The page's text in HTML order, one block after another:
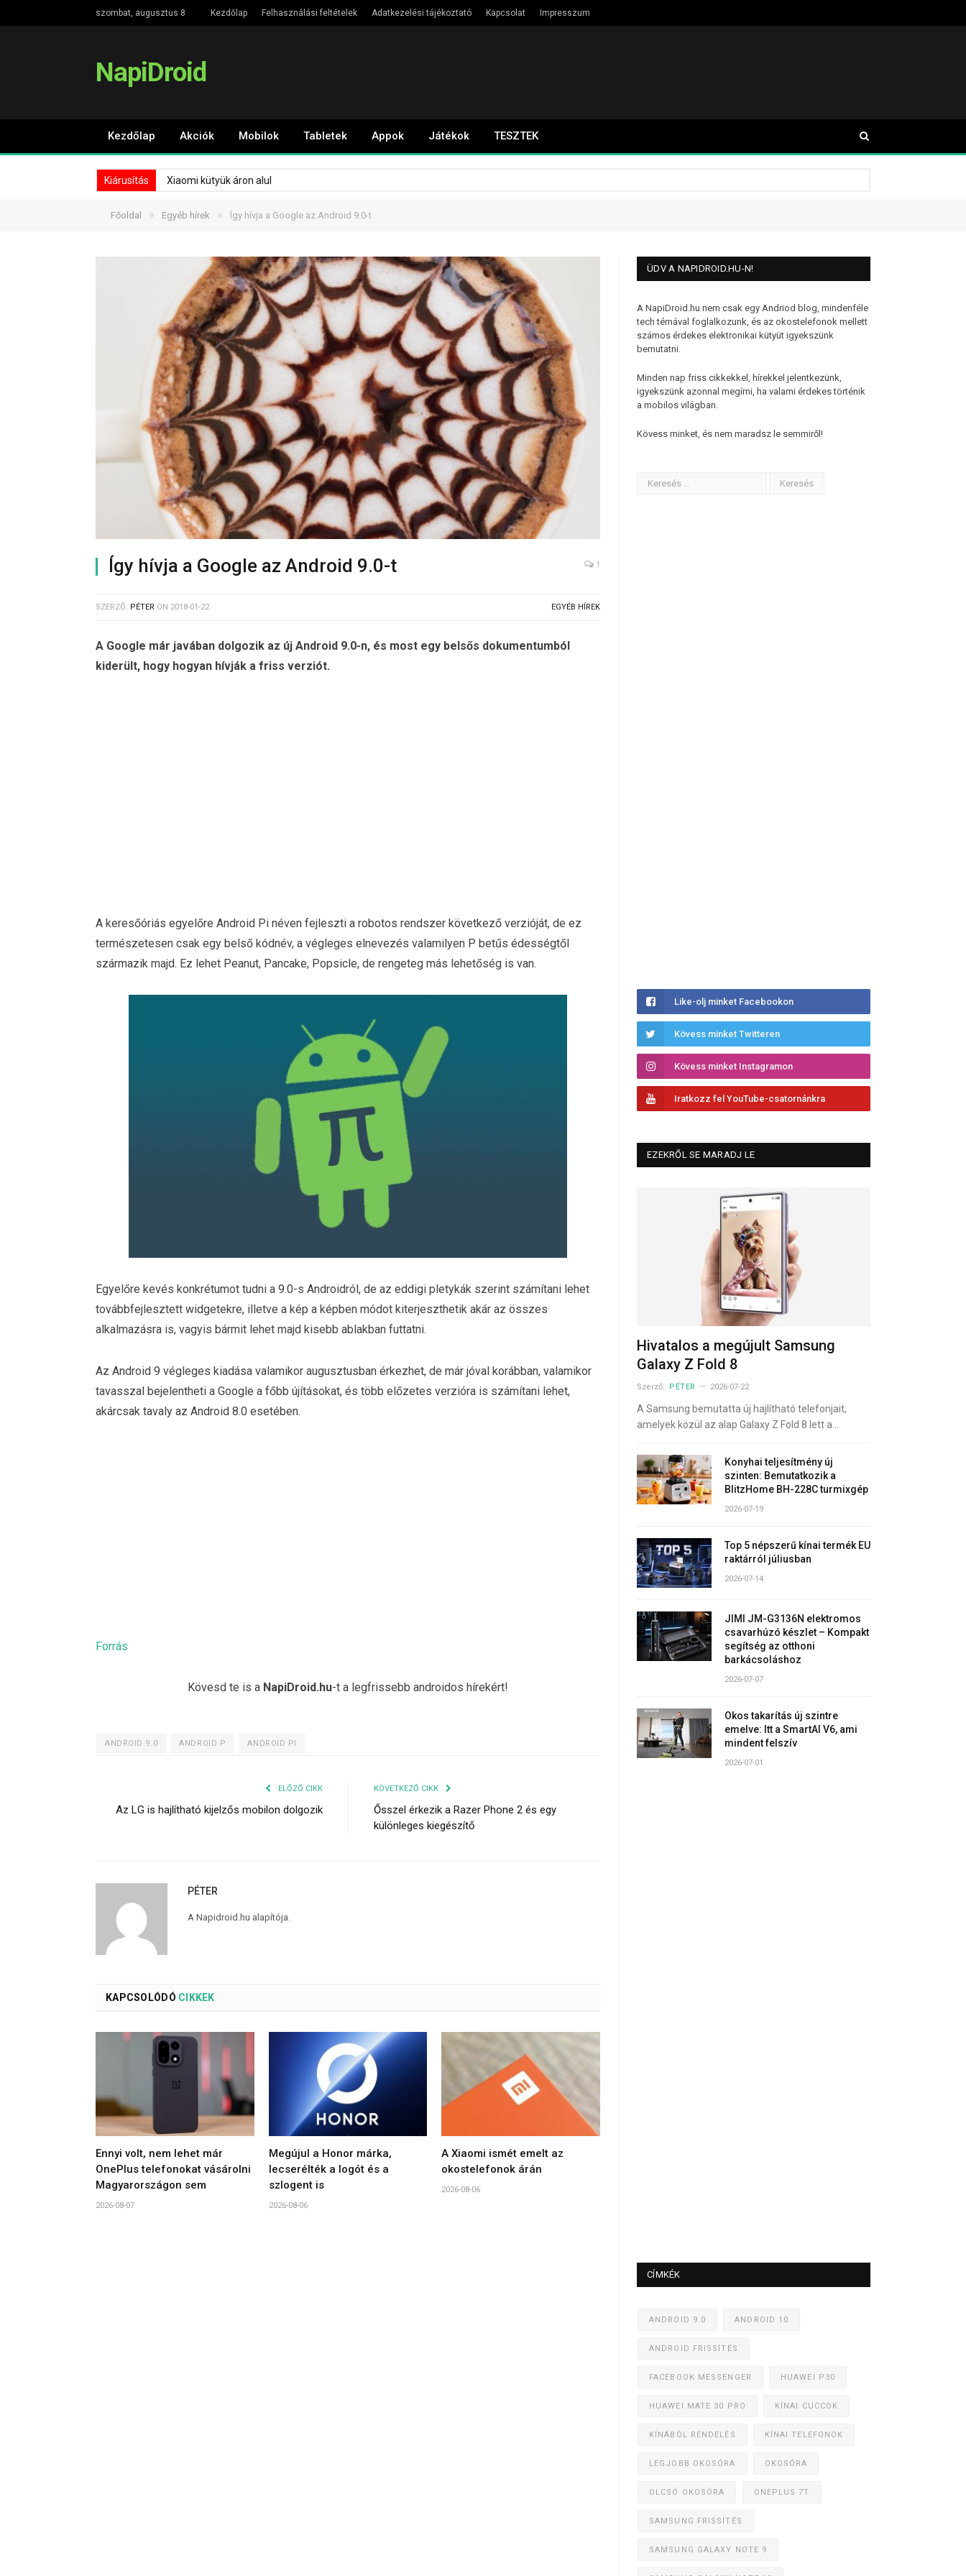
szombat, augusztus 8 Kezdőlap Felhasználási feltételek Adatkezelési tájékoztató Kapcsolat Impresszum
NapiDroid
Kezdőlap Akciók Mobilok Tabletek Appok Játékok TESZTEK
Kiárusítás Xiaomi kütyük áron alul
Főoldal » Egyéb hírek » Így hívja a Google az Android 9.0-t
Így hívja a Google az Android 9.0-t 1
SZERZŐ: PÉTER ON 2018-01-22 EGYÉB HÍREK
A Google már javában dolgozik az új Android 9.0-n, és most egy belsős dokumentumból
kiderült, hogy hogyan hívják a friss verziót.
A keresőóriás egyelőre Android Pi néven fejleszti a robotos rendszer következő verzióját, de ez
természetesen csak egy belső kódnév, a végleges elnevezés valamilyen P betűs édességtől
származik majd. Ez lehet Peanut, Pancake, Popsicle, de rengeteg más lehetőség is van.
Egyelőre kevés konkrétumot tudni a 9.0-s Androidról, de az eddigi pletykák szerint számítani lehet
továbbfejlesztett widgetekre, illetve a kép a képben módot kiterjeszthetik akár az összes
alkalmazásra is, vagyis bármit lehet majd kisebb ablakban futtatni.
Az Android 9 végleges kiadása valamikor augusztusban érkezhet, de már jóval korábban, valamikor
tavasszal bejelentheti a Google a főbb újításokat, és több előzetes verzióra is számítani lehet,
akárcsak tavaly az Android 8.0 esetében.
Forrás
Kövesd te is a NapiDroid.hu-t a legfrissebb androidos hírekért!
ANDROID 9.0 ANDROID P ANDROID PI
ELŐZŐ CIKK
Az LG is hajlítható kijelzős mobilon dolgozik
KÖVETKEZŐ CIKK
Ősszel érkezik a Razer Phone 2 és egy
különleges kiegészítő
PÉTER
A Napidroid.hu alapítója.
KAPCSOLÓDÓ CIKKEK
Ennyi volt, nem lehet már
OnePlus telefonokat vásárolni
Magyarországon sem
2026-08-07
Megújul a Honor márka,
lecserélték a logót és a
szlogent is
2026-08-06
A Xiaomi ismét emelt az
okostelefonok árán
2026-08-06
ÜDV A NAPIDROID.HU-N!
A NapiDroid.hu nem csak egy Andriod blog, mindenféle
tech témával foglalkozunk, és az okostelefonok mellett
számos érdekes elektronikai kütyüt igyekszünk
bemutatni.
Minden nap friss cikkekkel, hírekkel jelentkezünk,
igyekszünk azonnal megírni, ha valami érdekes történik
a mobilos világban.
Kövess minket, és nem maradsz le semmiről!
Like-olj minket Facebookon
Kövess minket Twitteren
Kövess minket Instagramon
Iratkozz fel YouTube-csatornánkra
EZEKRŐL SE MARADJ LE
Hivatalos a megújult Samsung
Galaxy Z Fold 8
Szerző: PÉTER 2026-07-22
A Samsung bemutatta új hajlítható telefonjait,
amelyek közül az alap Galaxy Z Fold 8 lett a…
Konyhai teljesítmény új
szinten: Bemutatkozik a
BlitzHome BH-228C turmixgép
2026-07-19
Top 5 népszerű kínai termék EU
raktárról júliusban
2026-07-14
JIMI JM-G3136N elektromos
csavarhúzó készlet – Kompakt
segítség az otthoni
barkácsoláshoz
2026-07-07
Okos takarítás új szintre
emelve: Itt a SmartAI V6, ami
mindent felszív
2026-07-01
CÍMKÉK
ANDROID 9.0 ANDROID 10
ANDROID FRISSÍTÉS
FACEBOOK MESSENGER HUAWEI P30
HUAWEI MATE 30 PRO KÍNAI CUCCOK
KÍNÁBÓL RENDELÉS KÍNAI TELEFONOK
LEGJOBB OKOSÓRA OKOSÓRA
OLCSÓ OKOSÓRA ONEPLUS 7T
SAMSUNG FRISSÍTÉS
SAMSUNG GALAXY NOTE 9